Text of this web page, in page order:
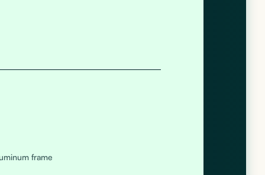
frame